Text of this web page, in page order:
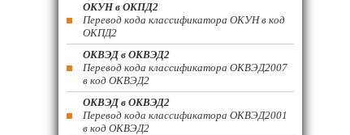
ОКУН в ОКПД2
Перевод кода классификатора ОКУН в код
ОКПД2
ОКВЭД в ОКВЭД2
Перевод кода классификатора ОКВЭД2007
в код ОКВЭД2
ОКВЭД в ОКВЭД2
Перевод кода классификатора ОКВЭД2001
в код ОКВЭД2